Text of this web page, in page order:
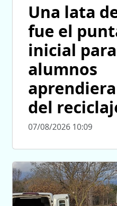
Una lata
fue el
inicial
alumnos
del
07/08/2026 10:09